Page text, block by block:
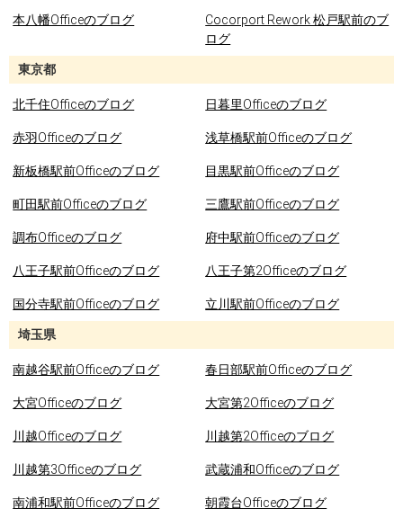
本八幡Officeのブログ
Cocorport Rework 松戸駅前のブ
ログ
東京都
北千住Officeのブログ 日暮里Officeのブログ
赤羽Officeのブログ 浅草橋駅前Officeのブログ
新板橋駅前Officeのブログ 目黒駅前Officeのブログ
町田駅前Officeのブログ 三鷹駅前Officeのブログ
調布Officeのブログ 府中駅前Officeのブログ
八王子駅前Officeのブログ 八王子第2Officeのブログ
国分寺駅前Officeのブログ 立川駅前Officeのブログ
埼玉県
南越谷駅前Officeのブログ 春日部駅前Officeのブログ
大宮Officeのブログ 大宮第2Officeのブログ
川越Officeのブログ 川越第2Officeのブログ
川越第3Officeのブログ 武蔵浦和Officeのブログ
南浦和駅前Officeのブログ 朝霞台Officeのブログ